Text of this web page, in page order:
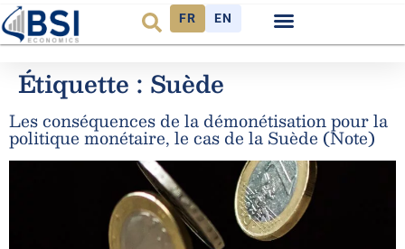
FR EN
Étiquette : Suède
Les conséquences de la démonétisation pour la
politique monétaire, le cas de la Suède (Note)